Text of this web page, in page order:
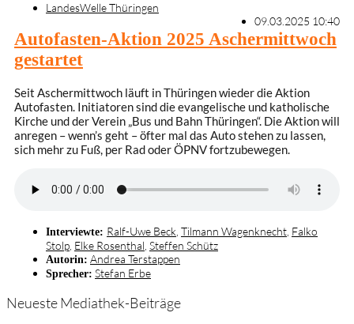
LandesWelle Thüringen
09.03.2025 10:40
Autofasten-Aktion 2025 Aschermittwoch
gestartet
Seit Aschermittwoch läuft in Thüringen wieder die Aktion
Autofasten. Initiatoren sind die evangelische und katholische
Kirche und der Verein „Bus und Bahn Thüringen“. Die Aktion will
anregen – wenn’s geht – öfter mal das Auto stehen zu lassen,
sich mehr zu Fuß, per Rad oder ÖPNV fortzubewegen.
Interviewte: Ralf-Uwe Beck Tilmann Wagenknecht Falko
Stolp Elke Rosenthal Steffen Schütz
Autorin: Andrea Terstappen
Sprecher: Stefan Erbe
Neueste Mediathek-Beiträge